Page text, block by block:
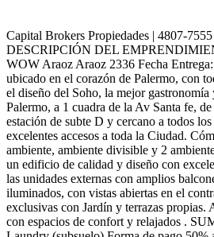
Capital Brokers Propiedades | 4807-
DESCRIPCIÓN DEL
WOW Araoz Araoz 2336 Fecha
ubicado en el corazón de Palermo, con
el diseño del Soho, la mejor
Palermo, a 1 cuadra de la Av Santa fe,
estación de subte D y cercano a todos
excelentes accesos a toda la Ciudad.
ambiente, ambiente divisible y 2
un edificio de calidad y diseño con
las unidades externas con amplios
iluminados, con vistas abiertas en el
exclusivas con Jardín y terrazas propias.
con espacios de confort y relajados .